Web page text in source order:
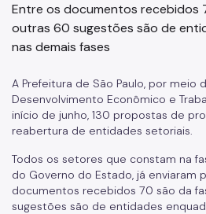
Entre os documentos recebidos
outras 60 sugestões são de
nas demais fases
A Prefeitura de São Paulo, por meio
Desenvolvimento Econômico e
início de junho, 130 propostas de
reabertura de entidades setoriais.
Todos os setores que constam na
do Governo do Estado, já enviaram
documentos recebidos 70 são da
sugestões são de entidades